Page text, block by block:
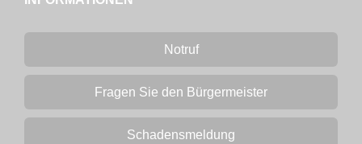
Notruf
Fragen Sie den Bürgermeister
Schadensmeldung